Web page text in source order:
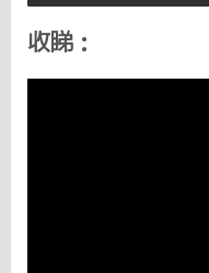
收睇：